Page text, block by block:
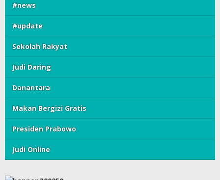
#news
#update
Sekolah Rakyat
Judi Daring
Danantara
Makan Bergizi Gratis
Presiden Prabowo
Judi Online